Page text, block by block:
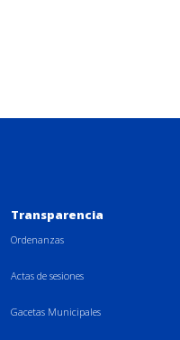
Transparencia
Ordenanzas
Actas de sesiones
Gacetas Municipales